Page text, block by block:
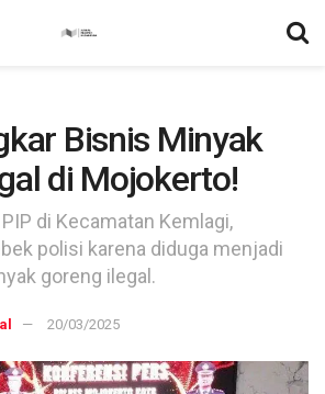
Bisnis Minyak
di Mojokerto!
di Kecamatan Kemlagi,
polisi karena diduga menjadi
goreng ilegal.
20/03/2025